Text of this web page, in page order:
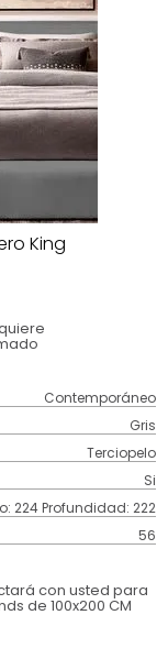
King
Contemporáneo
Gris
Terciopelo
Si
224 Profundidad: 222
56
con usted para
de 100x200 CM